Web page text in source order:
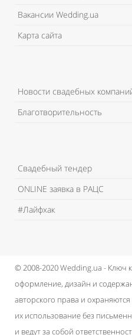
Вакансии Wedding.ua
Карта сайта
Новости свадебных
Благотворительность
Свадебный тендер
ONLINE заявка в РАЦС
#Лайфхак
© 2008-2020 Wedding.ua - Ключ
оформление, дизайн и
авторского права и
их использование без
и ведут за собой